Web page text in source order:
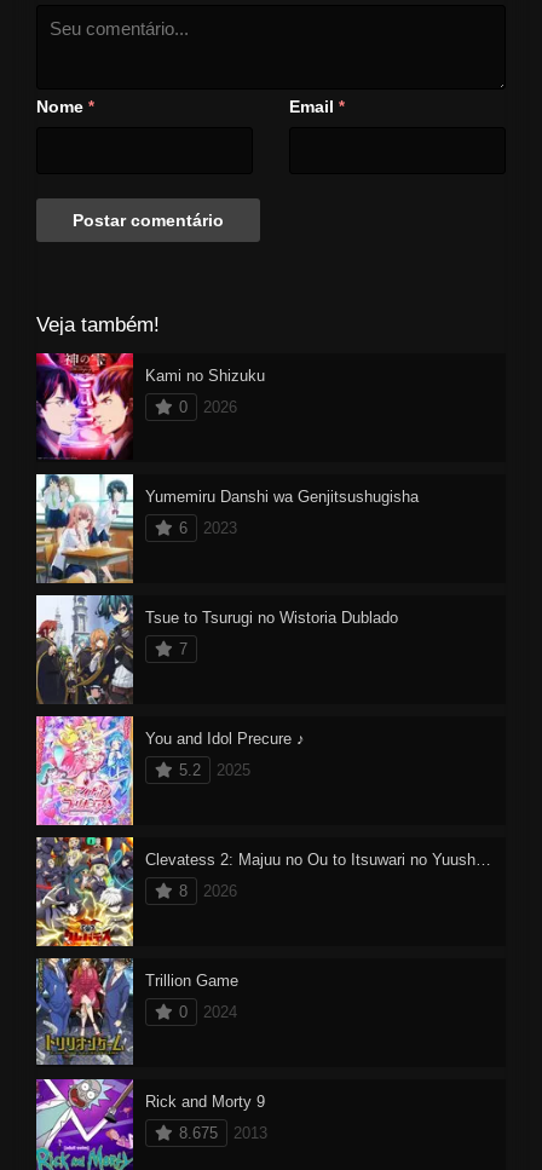
Nome * Email *
Veja também!
Kami no Shizuku
0
2026
Yumemiru Danshi wa Genjitsushugisha
6
2023
Tsue to Tsurugi no Wistoria Dublado
7
You and Idol Precure ♪
5.2
2025
8
2026
Trillion Game
0
2024
Rick and Morty 9
8.675
2013